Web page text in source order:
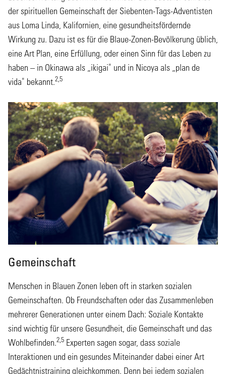
der spirituellen Gemeinschaft der Siebenten-Tags-Adventisten
aus Loma Linda, Kalifornien, eine gesundheitsfördernde
Wirkung zu. Dazu ist es für die Blaue-Zonen-Bevölkerung üblich,
eine Art Plan, eine Erfüllung, oder einen Sinn für das Leben zu
haben – in Okinawa als „ikigai" und in Nicoya als „plan de
vida" bekannt.2,5
Gemeinschaft
Menschen in Blauen Zonen leben oft in starken sozialen
Gemeinschaften. Ob Freundschaften oder das Zusammenleben
mehrerer Generationen unter einem Dach: Soziale Kontakte
sind wichtig für unsere Gesundheit, die Gemeinschaft und das
Wohlbefinden.2,5 Experten sagen sogar, dass soziale
Interaktionen und ein gesundes Miteinander dabei einer Art
Gedächtnistraining gleichkommen. Denn bei jedem sozialen